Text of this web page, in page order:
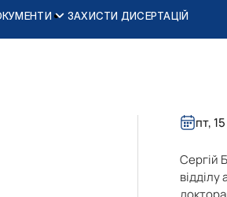
ЗАХИСТИ ДИСЕРТАЦІЙ
пт,
Сергій
відділу